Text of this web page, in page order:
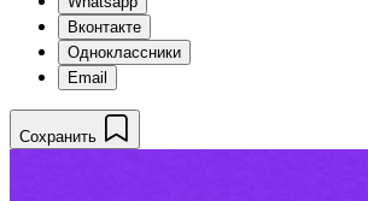
Вконтакте
Одноклассники
Email
Сохранить